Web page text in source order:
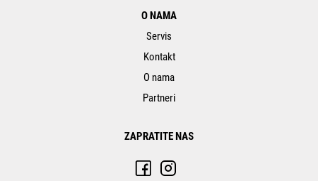
O NAMA
Servis
Kontakt
O nama
Partneri
ZAPRATITE NAS